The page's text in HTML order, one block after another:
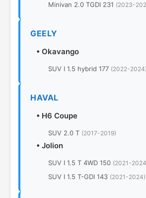
Minivan 2.0 TGDI 231 (2023-
GEELY
• Okavango
SUV I 1.5 hybrid 177 (2022-2024)
HAVAL
• H6 Coupe
SUV 2.0 T (2017-2019)
• Jolion
SUV I 1.5 T 4WD 150 (2021-
SUV I 1.5 T-GDI 143 (2021-2024)